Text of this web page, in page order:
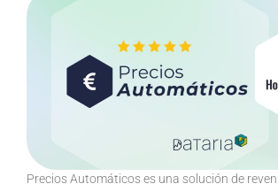
Precios Automáticos es una solución de